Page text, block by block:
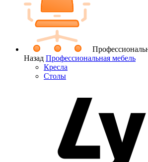
Назад Профессиональная мебель
Кресла
Столы